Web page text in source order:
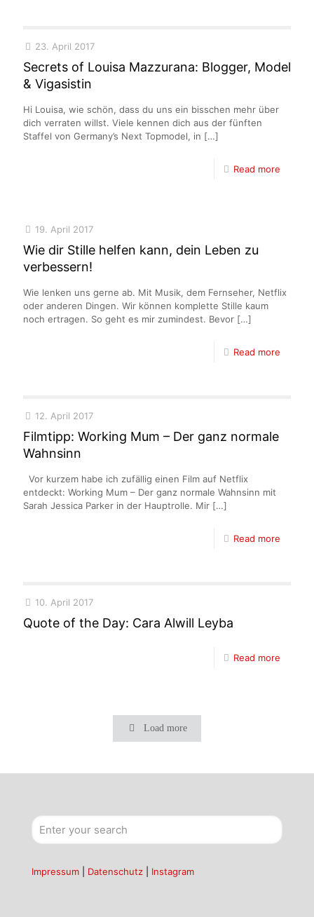
23. April 2017
Secrets of Louisa Mazzurana: Blogger, Model
& Vigasistin
Hi Louisa, wie schön, dass du uns ein bisschen mehr über
dich verraten willst. Viele kennen dich aus der fünften
Staffel von Germany’s Next Topmodel, in […]
Read more
19. April 2017
Wie dir Stille helfen kann, dein Leben zu
verbessern!
Wie lenken uns gerne ab. Mit Musik, dem Fernseher, Netflix
oder anderen Dingen. Wir können komplette Stille kaum
noch ertragen. So geht es mir zumindest. Bevor […]
Read more
12. April 2017
Filmtipp: Working Mum – Der ganz normale
Wahnsinn
Vor kurzem habe ich zufällig einen Film auf Netflix
entdeckt: Working Mum – Der ganz normale Wahnsinn mit
Sarah Jessica Parker in der Hauptrolle. Mir […]
Read more
10. April 2017
Quote of the Day: Cara Alwill Leyba
Read more
Load more
Impressum Datenschutz Instagram